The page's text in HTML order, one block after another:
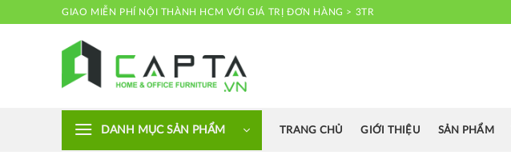
GIAO MIỄN PHÍ NỘI THÀNH HCM VỚI GIÁ TRỊ ĐƠN HÀNG > 3TR
DANH MỤC SẢN PHẨM TRANG CHỦ GIỚI THIỆU SẢN PHẨM